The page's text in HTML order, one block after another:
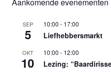
Aankomende evenementen
SEP
5
10:00 - 17:00
Liefhebbersmarkt
OKT
10
10:00 - 12:00
Lezing: